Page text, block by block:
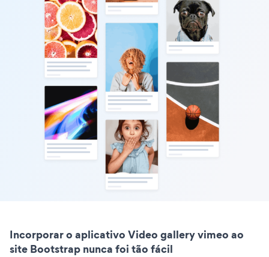
Incorporar o aplicativo Video gallery vimeo ao
site Bootstrap nunca foi tão fácil